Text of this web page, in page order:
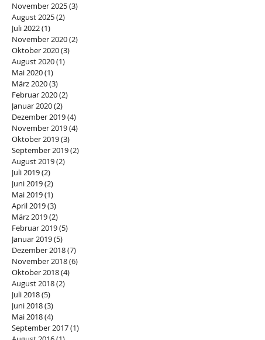
November 2025(3)
August 2025(2)
Juli 2022(1)
November 2020(2)
Oktober 2020(3)
August 2020(1)
Mai 2020(1)
März 2020(3)
Februar 2020(2)
Januar 2020(2)
Dezember 2019(4)
November 2019(4)
Oktober 2019(3)
September 2019(2)
August 2019(2)
Juli 2019(2)
Juni 2019(2)
Mai 2019(1)
April 2019(3)
März 2019(2)
Februar 2019(5)
Januar 2019(5)
Dezember 2018(7)
November 2018(6)
Oktober 2018(4)
August 2018(2)
Juli 2018(5)
Juni 2018(3)
Mai 2018(4)
September 2017(1)